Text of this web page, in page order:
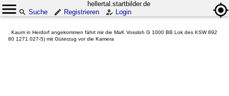
hellertal.startbilder.de
Suche
Registrieren Login
. Kaum in Herdorf angekommen fährt mir die MaK Vossloh G 1000 BB Lok des KSW 892
80 1271 027-5) mit Güterzug vor die Kamera